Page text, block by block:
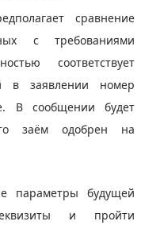
сравнение
с требованиями
соответствует
в заявлении номер
В сообщении будет
заём одобрен на
параметры будущей
и пройти